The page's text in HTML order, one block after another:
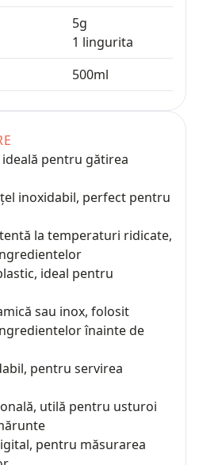
5g
1 lingurita
500ml
pentru gătirea
inoxidabil, perfect pentru
la temperaturi ridicate,
ideal pentru
sau inox, folosit
înainte de
pentru servirea
utilă pentru usturoi
pentru măsurarea